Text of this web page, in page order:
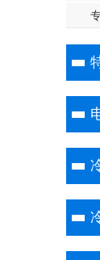
和注塑时
工时间。
查看
咨询热线